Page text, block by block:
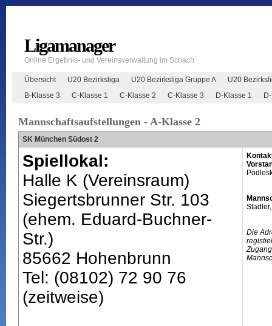
Ligamanager
Online Ergebnis- und Vereinsverwaltung im Schach
Übersicht U20 Bezirksliga U20 Bezirksliga Gruppe A
U20
B-Klasse 3
C-Klasse 1 C-Klasse 2 C-Klasse 3 D-Klasse 1
Mannschaftsaufstellungen - A-Klasse 2
SK München Südost 2
Spiellokal:
Halle K (Vereinsraum)
Siegertsbrunner Str. 103
(ehem. Eduard-Buchner-
Str.)
85662 Hohenbrunn
Tel: (08102) 72 90 76
(zeitweise)
Die